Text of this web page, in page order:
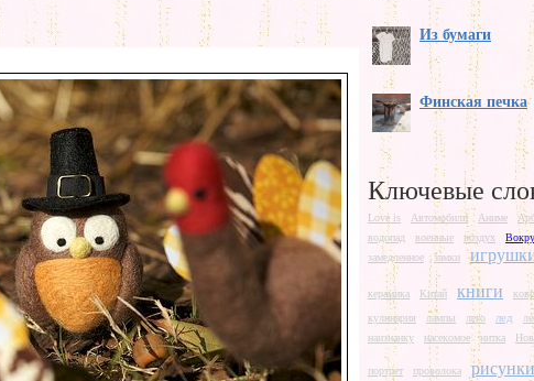
Из бумаги
Финская печка
Ключевые
Love is Автомобили Аниме
водопад
военные воздух
замедленное
замки
керамика Китай книги
кулинария
лампы лего лед
наизнанку
насекомое нитка
портрет проволока рисунки